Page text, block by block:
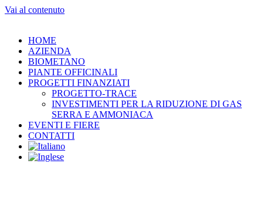
Vai al contenuto
HOME
AZIENDA
BIOMETANO
PIANTE OFFICINALI
PROGETTI FINANZIATI
PROGETTO-TRACE
INVESTIMENTI PER LA RIDUZIONE DI GAS
SERRA E AMMONIACA
EVENTI E FIERE
CONTATTI